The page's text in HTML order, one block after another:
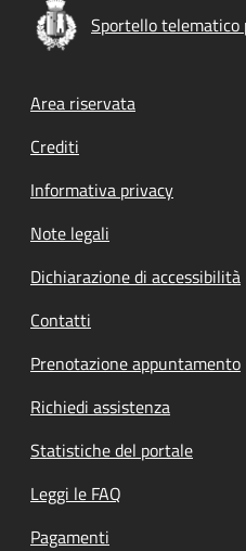
Sportello telematico
Footer menu
Area riservata
Crediti
Informativa privacy
Note legali
Dichiarazione di accessibilità
Contatti
Prenotazione appuntamento
Richiedi assistenza
Statistiche del portale
Leggi le FAQ
Pagamenti